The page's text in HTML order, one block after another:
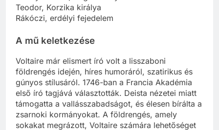
Teodor, Korzika királya
Rákóczi, erdélyi fejedelem
A mű keletkezése
Voltaire már elismert író volt a lisszaboni
földrengés idején, híres humoráról, szatirikus és
gúnyos stílusáról. 1746-ban a Francia Akadémia
első író tagjává választották. Deista nézetei miatt
támogatta a vallásszabadságot, és élesen bírálta a
zsarnoki kormányokat. A földrengés, amely
sokakat megrázott, Voltaire számára lehetőséget